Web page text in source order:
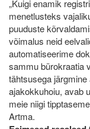
„Kuigi enamik
menetlusteks
puuduste
võimalus neid
automatiseerime
sammu bürokraatia
tähtsusega
ajakokkuhoiu, avab
meie niigi
Artma.